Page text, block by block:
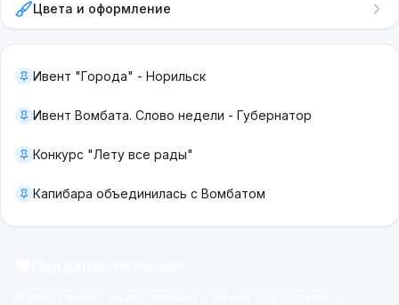
Цвета и оформление
Ивент "Города" - Норильск
Ивент Вомбата. Слово недели - Губернатор
Конкурс "Лету все рады"
Капибара объединилась с Вомбатом